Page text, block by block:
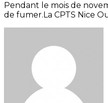
Pendant le mois de
de fumer.La CPTS Nice